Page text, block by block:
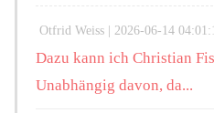
Otfrid Weiss | 2026-06-14
Dazu kann ich Christian
Unabhängig davon, da...